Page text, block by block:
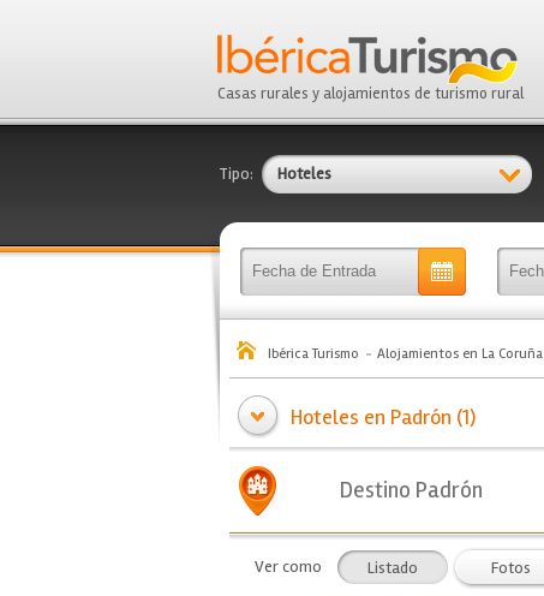
Casas rurales y alojamientos de turismo rural
Tipo: Hoteles
Ibérica Turismo Alojamientos en La Coruña
Hoteles en Padrón (1)
Destino Padrón
Ver como Listado Fotos